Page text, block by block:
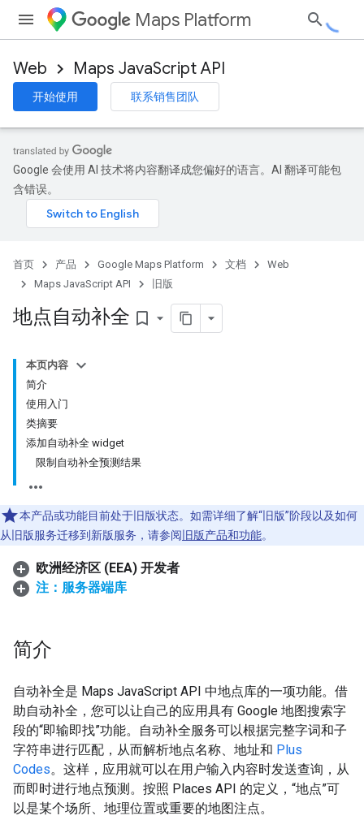
Maps Platform
Web Maps JavaScript API
开始使用 联系销售团队
Google 会使用 AI 技术将内容翻译成您偏好的语言。AI 翻译可能包
含错误。
首页 产品 Google Maps Platform 文档
Web
Maps JavaScript API
旧版
地点自动补全 bookmark_border
本页内容
简介
使用入门
类摘要
添加自动补全 widget
限制自动补全预测结果
本产品或功能目前处于旧版状态。如需详细了解“旧版”阶段以及如何
从旧版服务迁移到新版服务，请参阅 旧版产品和功能。
欧洲经济区 (EEA) 开发者
注：服务器端库
简介
自动补全是 Maps JavaScript API 中地点库的一项功能。借
助自动补全，您可以让自己的应用具有 Google 地图搜索字
段的“即输即找”功能。自动补全服务可以根据完整字词和子
字符串进行匹配，从而解析地点名称、地址和 Plus
Codes。这样，应用就可以在用户输入内容时发送查询，从
而即时进行地点预测。按照 Places API 的定义，“地点”可
以是某个场所、地理位置或重要的地图注点。